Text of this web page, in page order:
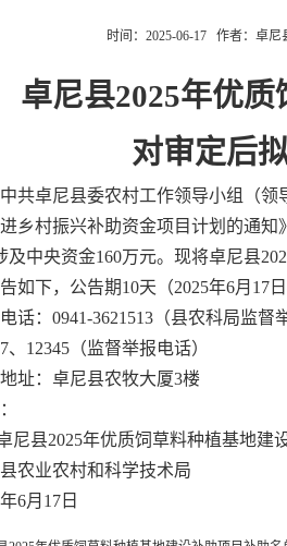
时间：2025-06-17 作者：卓尼
卓尼县2025年优
对审定后
共卓尼县委农村工作领导小组（领
乡村振兴补助资金项目计划的通
及中央资金160万元。现将卓尼县
如下，公告期10天（2025年6月17
话：0941-3621513（县农科局监督
、12345（监督举报电话）
址：卓尼县农牧大厦3楼
尼县2025年优质饲草料种植基地建
农业农村和科学技术局
6月17日